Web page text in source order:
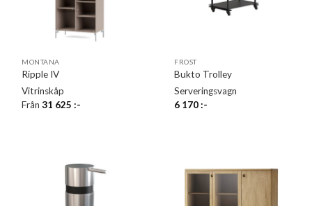
MONTANA
Ripple IV
Vitrinskåp
Från31 625:-
FROST
Bukto Trolley
Serveringsvagn
6 170:-